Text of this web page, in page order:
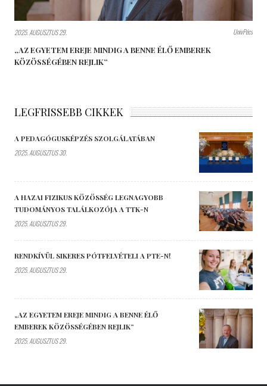
2025. AUGUSZTUS 29. UnivPécs
„AZ EGYETEM EREJE MINDIG A BENNE ÉLŐ EMBEREK
KÖZÖSSÉGÉBEN REJLIK”
LEGFRISSEBB CIKKEK
A PEDAGÓGUSKÉPZÉS SZOLGÁLATÁBAN
2025. AUGUSZTUS 30.
A HAZAI FIZIKUS KÖZÖSSÉG LEGNAGYOBB
TUDOMÁNYOS TALÁLKOZÓJA A TTK-N
2025. AUGUSZTUS 29.
RENDKÍVÜL SIKERES PÓTFELVÉTELI A PTE-N!
2025. AUGUSZTUS 29.
„AZ EGYETEM EREJE MINDIG A BENNE ÉLŐ
EMBEREK KÖZÖSSÉGÉBEN REJLIK”
2025. AUGUSZTUS 29.